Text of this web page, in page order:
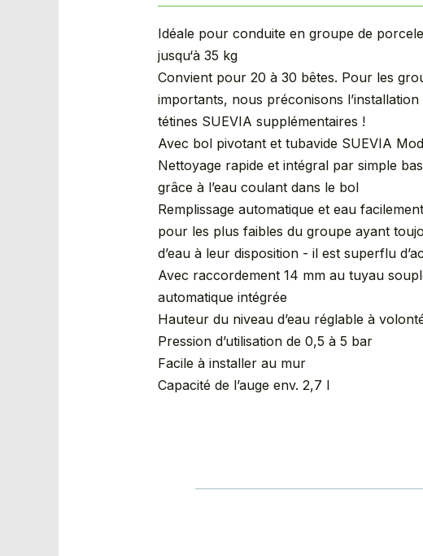
Idéale pour conduite en groupe de
jusqu‘à 35 kg
Convient pour 20 à 30 bêtes. Pour les
importants, nous préconisons l’installation
tétines SUEVIA supplémentaires !
Avec bol pivotant et tubavide SUEVIA
Nettoyage rapide et intégral par simple
grâce à l’eau coulant dans le bol
Remplissage automatique et eau
pour les plus faibles du groupe ayant
d’eau à leur disposition - il est superflu
Avec raccordement 14 mm au tuyau
automatique intégrée
Hauteur du niveau d’eau réglable à
Pression d’utilisation de 0,5 à 5 bar
Facile à installer au mur
Capacité de l’auge env. 2,7 l